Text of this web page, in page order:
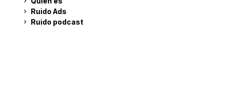
Ruido Ads
Ruido podcast